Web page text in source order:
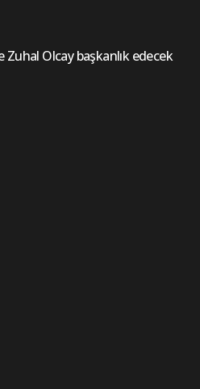
Zuhal Olcay başkanlık edecek